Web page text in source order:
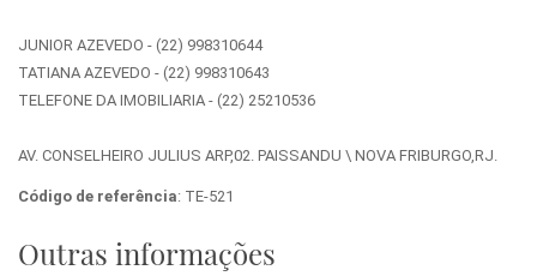
JUNIOR AZEVEDO - (22) 998310644
TATIANA AZEVEDO - (22) 998310643
TELEFONE DA IMOBILIARIA - (22) 25210536
AV. CONSELHEIRO JULIUS ARP,02. PAISSANDU \ NOVA FRIBURGO,RJ.
Código de referência: TE-521
Outras informações